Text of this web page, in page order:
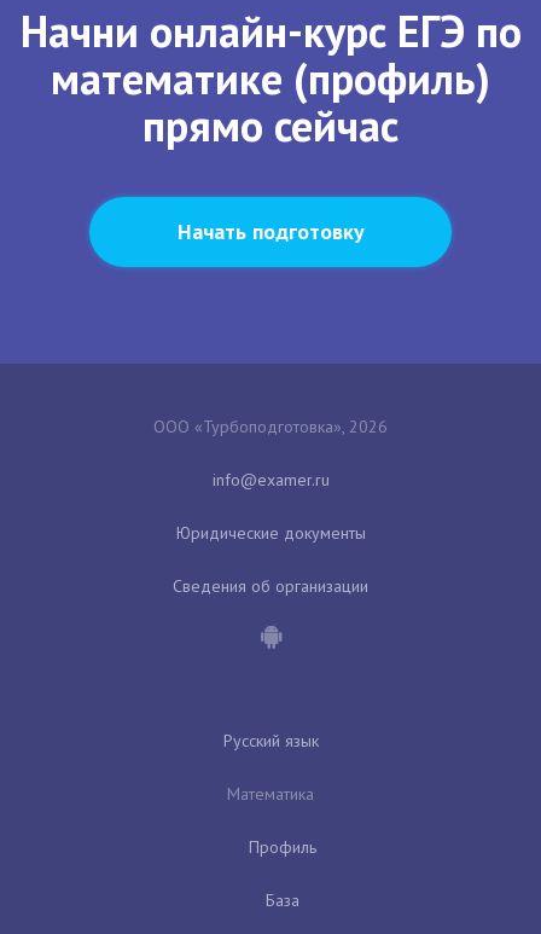
Начни онлайн-курс ЕГЭ по
математике (профиль)
прямо сейчас
Начать подготовку
ООО «Турбоподготовка», 2026
Юридические документы
Сведения об организации
Русский язык
Математика
Профиль
База